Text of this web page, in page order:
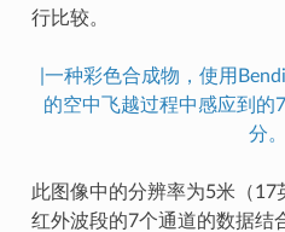
行比较。
|一种彩色合成物，使用
的空中飞越过程中感应到的
分。|
此图像中的分辨率为5米（17
红外波段的7个通道的数据结